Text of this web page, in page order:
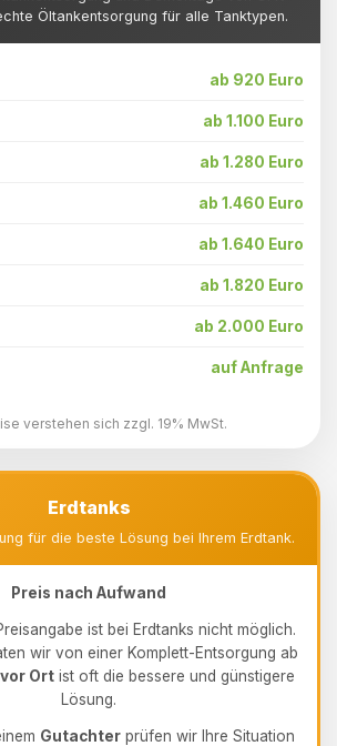
Öltankentsorgung für alle Tanktypen.
ab 920 Euro
ab 1.100 Euro
ab 1.280 Euro
ab 1.460 Euro
ab 1.640 Euro
ab 1.820 Euro
ab 2.000 Euro
auf Anfrage
verstehen sich zzgl. 19% MwSt.
Erdtanks
für die beste Lösung bei Ihrem Erdtank.
Preis nach Aufwand
ist bei Erdtanks nicht möglich.
wir von einer Komplett-Entsorgung ab
Ort ist oft die bessere und günstigere
Lösung.
Gutachter prüfen wir Ihre Situation